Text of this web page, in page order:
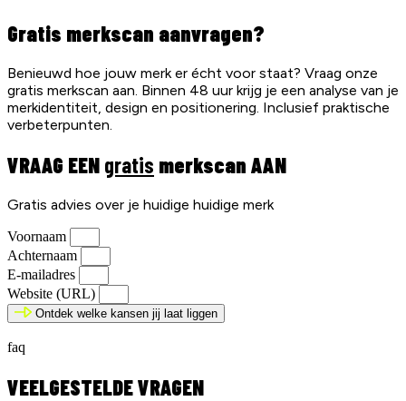
Gratis merkscan aanvragen?
Benieuwd hoe jouw merk er écht voor staat? Vraag onze
gratis merkscan aan. Binnen 48 uur krijg je een analyse van je
merkidentiteit, design en positionering. Inclusief praktische
verbeterpunten.
VRAAG EEN gratis merkscan AAN
Gratis advies over je huidige huidige merk
Voornaam
Achternaam
E-mailadres
Website (URL)
Ontdek welke kansen jij laat liggen
faq
VEELGESTELDE VRAGEN